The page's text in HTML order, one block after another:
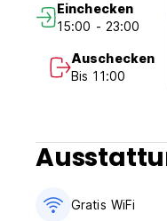
Die beste Art den
da die hügellose
Verleihen and er
UNSERE EVENTS
Mottoparties und
Jeden Abend im
PUB&DISCO
uns und den
Rimini ist zweifellos
Wir arbeiten mit
Altromondo
Einchecken
15:00 - 23:00
Auschecken
Bis 11:00
Gratis WiFi